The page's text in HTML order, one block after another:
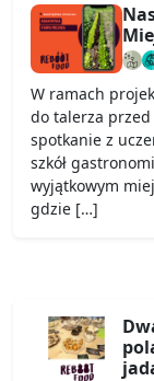
W ramach
do talerza
spotkanie z
szkół
wyjątkowym
gdzie […]